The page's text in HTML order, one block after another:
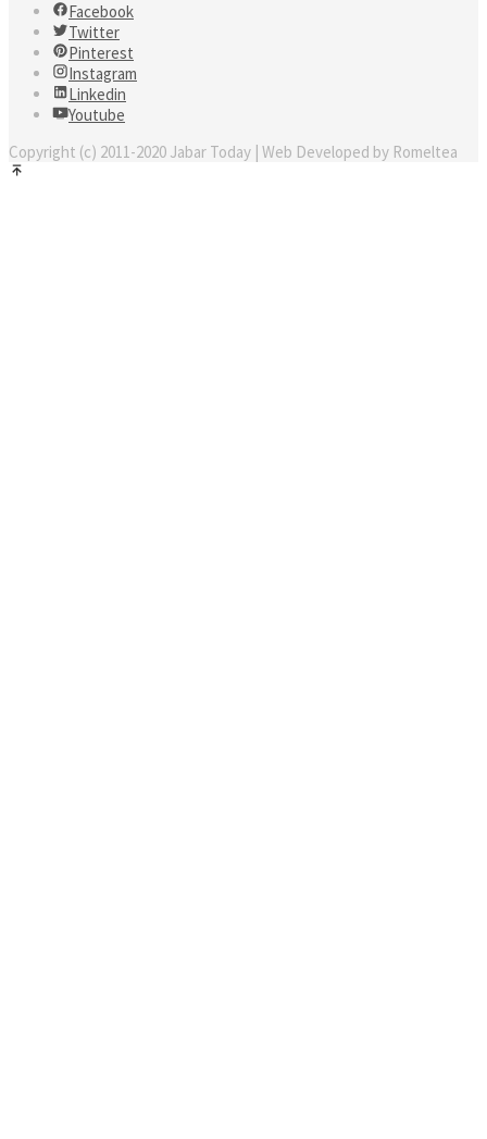
Facebook
Twitter
Pinterest
Instagram
Linkedin
Youtube
Copyright (c) 2011-2020 Jabar Today | Web Developed by Romeltea